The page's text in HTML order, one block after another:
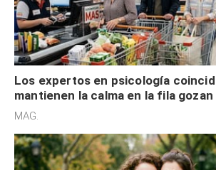
Los expertos en psicología
mantienen la calma en la fila
cognitiva, gratitud y no solo tienen
MAG.